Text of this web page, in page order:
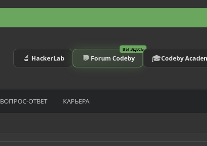
🔬 HackerLab
ВЫ ЗДЕСЬ
💬 Forum Codeby 🎓Codeby
ВОПРОС-ОТВЕТ КАРЬЕРА